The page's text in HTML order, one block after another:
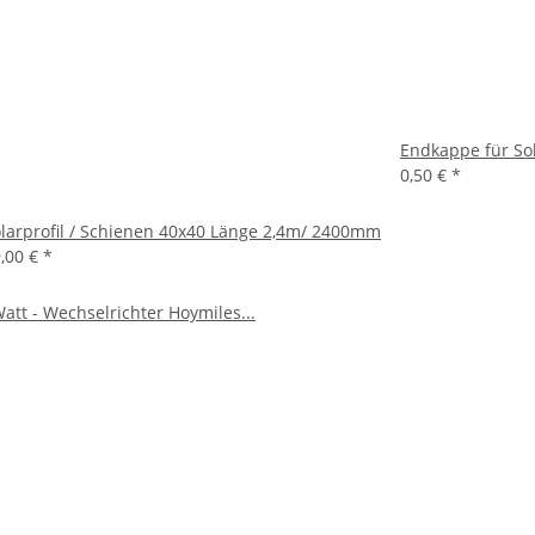
/ Schienen 40x40 Länge 2,4m/ 2400mm
€ *
Endkappe für
0,50 € *